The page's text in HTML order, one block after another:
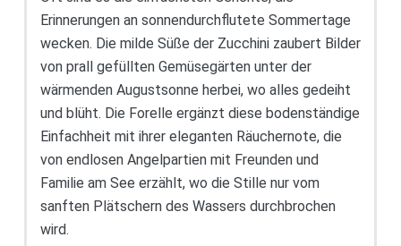
Erinnerungen an sonnendurchflutete Sommertage
wecken. Die milde Süße der Zucchini zaubert Bilder
von prall gefüllten Gemüsegärten unter der
wärmenden Augustsonne herbei, wo alles gedeiht
und blüht. Die Forelle ergänzt diese bodenständige
Einfachheit mit ihrer eleganten Räuchernote, die
von endlosen Angelpartien mit Freunden und
Familie am See erzählt, wo die Stille nur vom
sanften Plätschern des Wassers durchbrochen
wird.